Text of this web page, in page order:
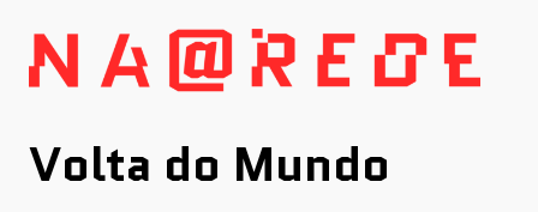
to
content
Volta do Mundo